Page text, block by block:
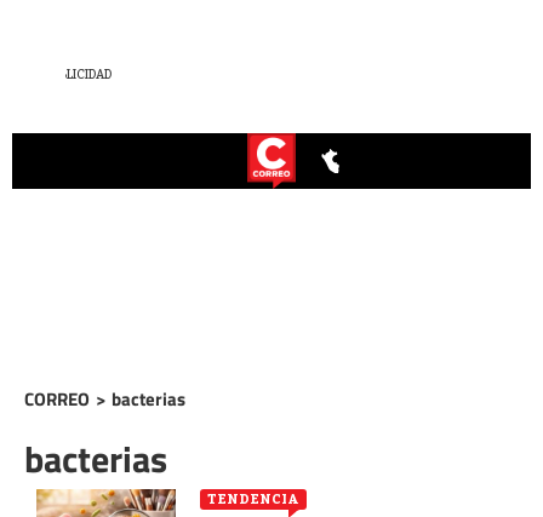
CORREO > bacterias
bacterias
TENDENCIA